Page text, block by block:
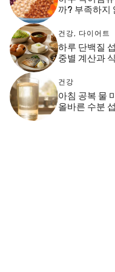
까? 부족하지
건강, 다이어트
하루 단백질
중별 계산과
건강
아침 공복 물
올바른 수분